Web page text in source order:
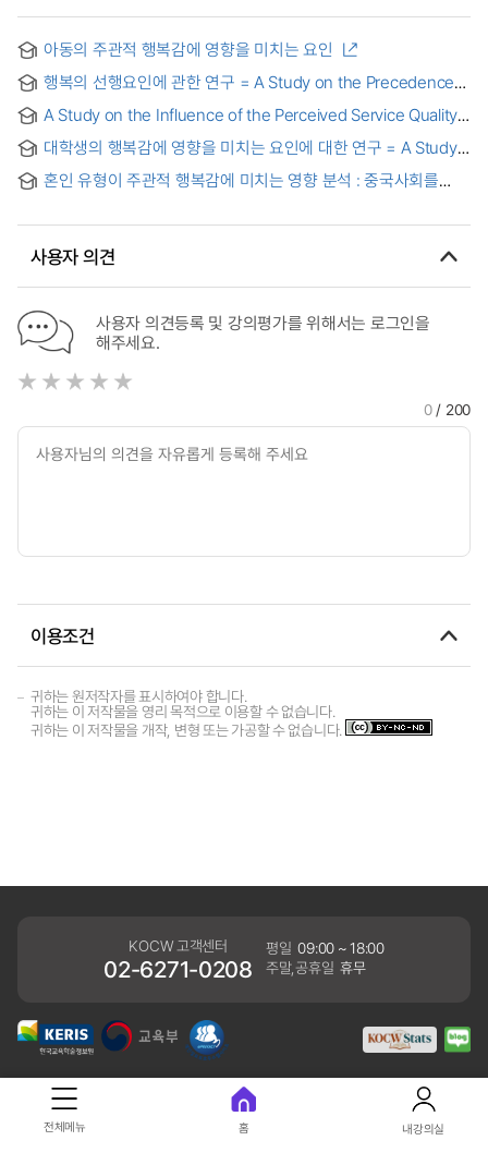
아동의 주관적 행복감에 영향을 미치는 요인
행복의 선행요인에 관한 연구 = A Study on the Precedence
A Study on the Influence of the Perceived Service Quality
and Psychological Capital on Subjective Well-being of the
Elderly in Elderly-care Institutions in China : Focusing on
the Mediating Effect of Trust Propensity and Social
Support = 중국에서 노인 요양시설을 이용하는 노인이 지각한
관한 연구; 신뢰 성향과 사회적 지지를 중심으로
대학생의 행복감에 영향을 미치는 요인에 대한 연구 = A Study
on the Factors affecting happiness of university students
혼인 유형이 주관적 행복감에 미치는 영향 분석 : 중국사회를
Pattern on Subjective Well-Being: Focusing on Chinese
사용자 의견
사용자 의견등록 및 강의평가를 위해서는 로그인을
해주세요.
0/ 200
이용조건
귀하는 원저작자를 표시하여야 합니다.
귀하는 이 저작물을 영리 목적으로 이용할 수 없습니다.
귀하는 이 저작물을 개작, 변형 또는 가공할 수 없습니다.
KOCW 고객센터
02-6271-0208
평일 09:00 ~ 18:00
주말,공휴일 휴무
개인정보처리방침
41061 대구광역시 동구 동내로 64 (동내동 1119) 우)41061
전체메뉴 홈 내강의실